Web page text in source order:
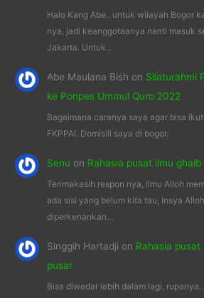
Halo Kang Abe.. untuk wilayah Bogor
nya, jadi keanggotaanya nanti masuk
Jakarta. Untuk…
Abe Maulana Bish on Silaturahmi
ke Ponpes Ummul Quro 2022
Bagaimana caranya saya agar bisa
FKPPAI. Domisili saya di bogor.
Senu on Rahasia pusat ilmu
Terimakasih respon nya, Ilmu Alloh
ada sisi yang belum kita tau, Insya
diperkenankan…
Singgih Hartadjion Rahasia
pusar
Bisa diwedar lebih dalam lagi, rupanya.